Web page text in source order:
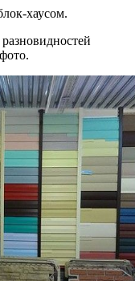
хаусом.